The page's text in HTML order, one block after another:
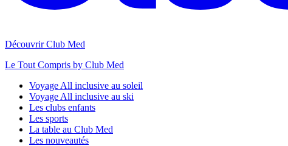
Découvrir Club Med
Le Tout Compris by Club Med
Voyage All inclusive au soleil
Voyage All inclusive au ski
Les clubs enfants
Les sports
La table au Club Med
Les nouveautés